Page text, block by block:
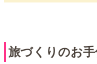
旅づくりのお